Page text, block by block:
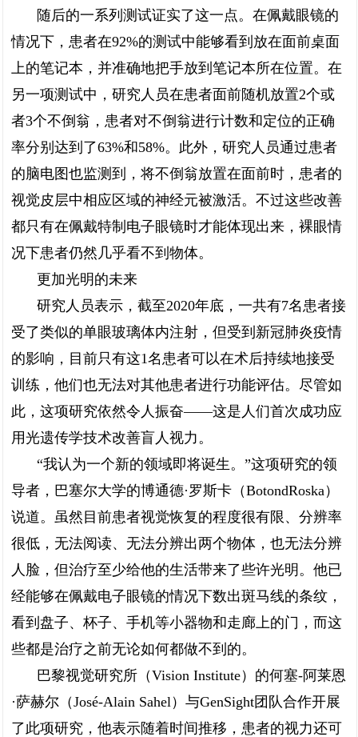
随后的一系列测试证实了这一点。在佩戴眼镜的
情况下，患者在92%的测试中能够看到放在面前桌面
上的笔记本，并准确地把手放到笔记本所在位置。在
另一项测试中，研究人员在患者面前随机放置2个或
者3个不倒翁，患者对不倒翁进行计数和定位的正确
率分别达到了63%和58%。此外，研究人员通过患者
的脑电图也监测到，将不倒翁放置在面前时，患者的
视觉皮层中相应区域的神经元被激活。不过这些改善
都只有在佩戴特制电子眼镜时才能体现出来，裸眼情
况下患者仍然几乎看不到物体。
更加光明的未来
研究人员表示，截至2020年底，一共有7名患者接
受了类似的单眼玻璃体内注射，但受到新冠肺炎疫情
的影响，目前只有这1名患者可以在术后持续地接受
训练，他们也无法对其他患者进行功能评估。尽管如
此，这项研究依然令人振奋——这是人们首次成功应
用光遗传学技术改善盲人视力。
“我认为一个新的领域即将诞生。”这项研究的领
导者，巴塞尔大学的博通德·罗斯卡（BotondRoska）
说道。虽然目前患者视觉恢复的程度很有限、分辨率
很低，无法阅读、无法分辨出两个物体，也无法分辨
人脸，但治疗至少给他的生活带来了些许光明。他已
经能够在佩戴电子眼镜的情况下数出斑马线的条纹，
看到盘子、杯子、手机等小器物和走廊上的门，而这
些都是治疗之前无论如何都做不到的。
巴黎视觉研究所（Vision Institute）的何塞-阿莱恩
·萨赫尔（José-Alain Sahel）与GenSight团队合作开展
了此项研究，他表示随着时间推移，患者的视力还可